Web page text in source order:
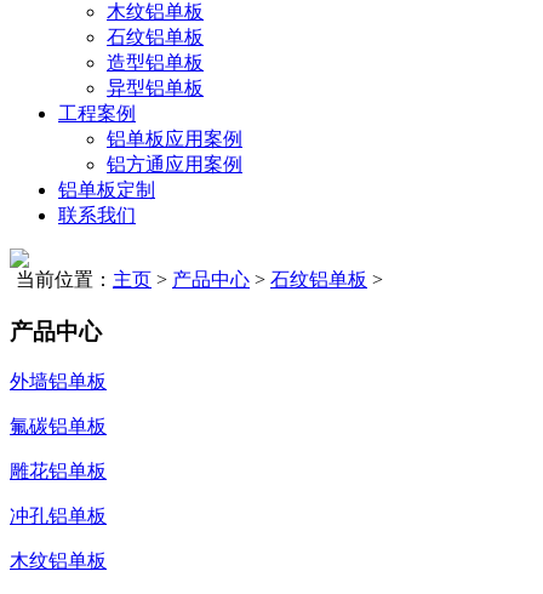
木纹铝单板
石纹铝单板
造型铝单板
异型铝单板
工程案例
铝单板应用案例
铝方通应用案例
铝单板定制
联系我们
当前位置： 主页 > 产品中心 > 石纹铝单板 >
产品中心
外墙铝单板
氟碳铝单板
雕花铝单板
冲孔铝单板
木纹铝单板